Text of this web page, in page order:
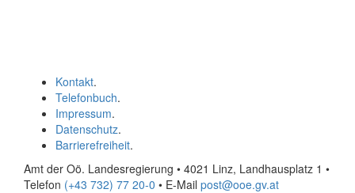
Kontakt.
Telefonbuch.
Impressum.
Datenschutz.
Barrierefreiheit.
Amt der Oö. Landesregierung • 4021 Linz, Landhausplatz 1 •
Telefon (+43 732) 77 20-0 • E-Mail post@ooe.gv.at